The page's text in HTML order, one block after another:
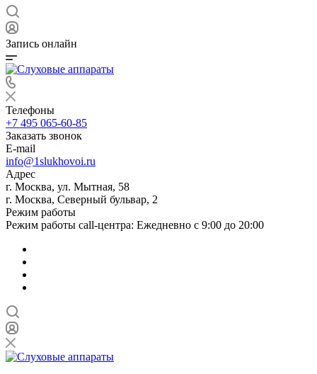
Запись онлайн
Телефоны
+7 495 065-60-85
Заказать звонок
E-mail
info@1slukhovoi.ru
Адрес
г. Москва, ул. Мытная, 58
г. Москва, Северный бульвар, 2
Режим работы
Режим работы call-центра: Ежедневно с 9:00 до 20:00